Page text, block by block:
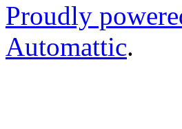
Proudly
Automattic.